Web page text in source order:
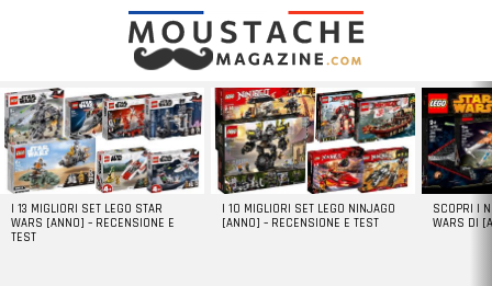
LATEST
STORIES
I 13 MIGLIORI SET LEGO STAR
WARS [ANNO] – RECENSIONE E
TEST
I 10 MIGLIORI SET LEGO NINJAGO
[ANNO] – RECENSIONE E TEST
SCOPRI I
WARS DI